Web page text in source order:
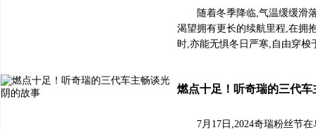
随着冬季降临,气温缓缓滑
渴望拥有更长的续航里程,在拥
时,亦能无惧冬日严寒,自由穿
燃点十足！听奇瑞的三代
7月17日,2024奇瑞粉丝节